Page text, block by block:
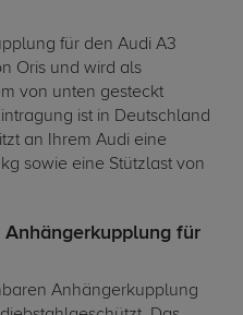
für den Audi A3
Oris und wird als
von unten gesteckt
ist in Deutschland
an Ihrem Audi eine
sowie eine Stützlast von
für
Anhängerkupplung